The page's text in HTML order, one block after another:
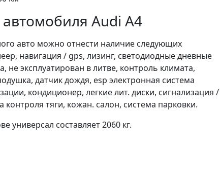
Audi A4
авто можно отнести наличие следующих
навигация / gps, лизинг, светодиодные дневные
не эксплуатирован в литве, контроль климата,
датчик дождя, esp электронная система
кондиционер, легкие лит. диски, сигнализация /
тяги, кожан. салон, система парковки.
универсал составляет 2060 кг.